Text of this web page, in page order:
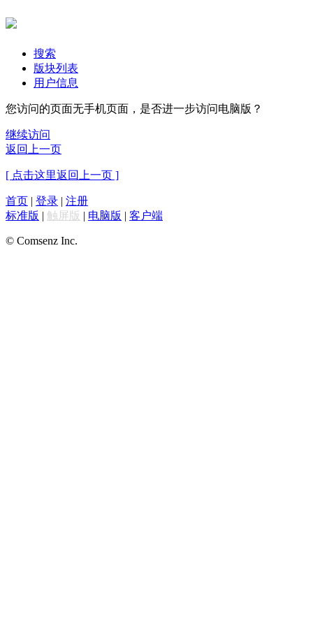
搜索
版块列表
用户信息
您访问的页面无手机页面，是否进一步访问电脑版？
继续访问
返回上一页
[ 点击这里返回上一页 ]
首页 | 登录 | 注册
标准版 | 触屏版 | 电脑版 | 客户端
© Comsenz Inc.